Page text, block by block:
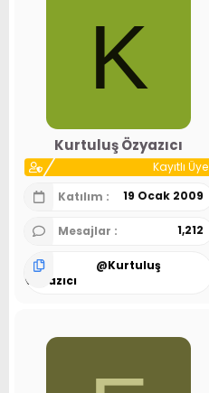
K
Kurtuluş Özyazıcı
Kayıtlı Üye
Katılım
19 Ocak 2009
Mesajlar 1,212
@Kurtuluş
Özyazıcı